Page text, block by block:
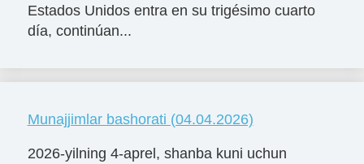
Estados Unidos entra en su trigésimo cuarto
día, continúan...
Munajjimlar bashorati (04.04.2026)
2026-yilning 4-aprel, shanba kuni uchun